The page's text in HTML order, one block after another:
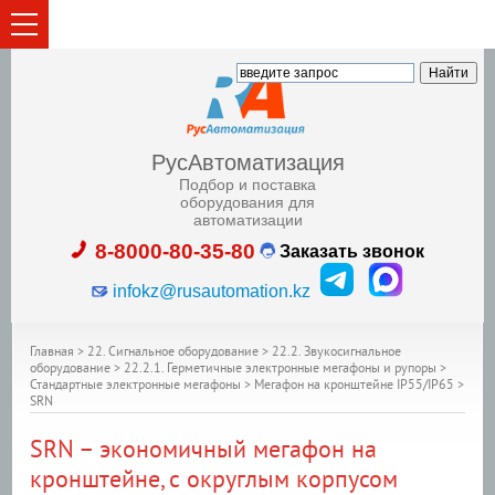
РусАвтоматизация
Подбор и поставка
оборудования для
автоматизации
8-8000-80-35-80 Заказать звонок
infokz@rusautomation.kz
Главная > 22. Сигнальное оборудование > 22.2. Звукосигнальное
оборудование > 22.2.1. Герметичные электронные мегафоны и рупоры >
Стандартные электронные мегафоны > Мегафон на кронштейне IP55/IP65 >
SRN
SRN – экономичный мегафон на
кронштейне, с округлым корпусом